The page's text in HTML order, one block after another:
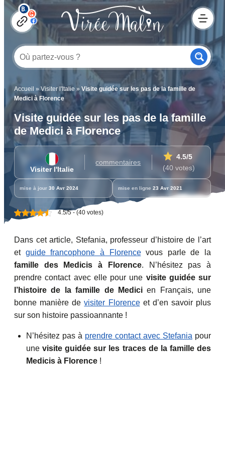
Accueil » Visiter l'Italie » Visite guidée sur les pas de la famille de
Medici à Florence
Visite guidée sur les pas de la famille
de Medici à Florence
Visiter l'Italie
commentaires
4.5/5
(40 votes)
mise à jour 30 Avr 2024 mise en ligne 23 Avr 2021
4.5/5 - (40 votes)
Dans cet article, Stefania, professeur d’histoire de l’art
et guide francophone à Florencevous parle de la
famille des Medicis à Florence. N’hésitez pas à
prendre contact avec elle pour une visite guidée sur
l’histoire de la famille de Medicien Français, une
bonne manière devisiter Florenceet d’en savoir plus
sur son histoire passioannante !
N’hésitez pas à prendre contact avec Stefania pour
unevisite guidée sur les traces de la famille des
Medicis à Florence !